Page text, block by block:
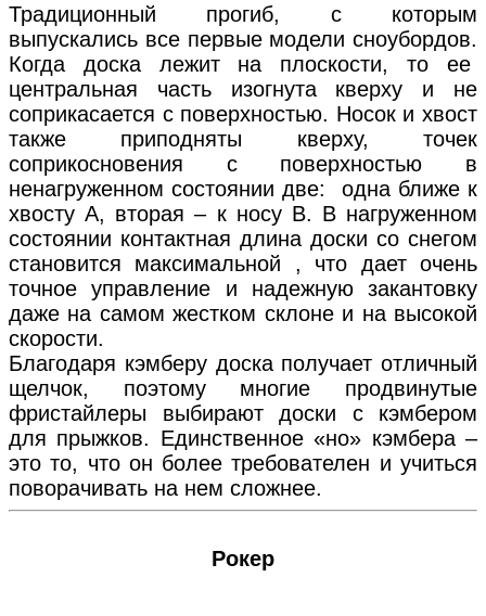
Традиционный прогиб, с которым
выпускались все первые модели сноубордов.
Когда доска лежит на плоскости, то ее
центральная часть изогнута кверху и не
соприкасается с поверхностью. Носок и хвост
также приподняты кверху, точек
соприкосновения с поверхностью в
ненагруженном состоянии две: одна ближе к
хвосту А, вторая – к носу В. В нагруженном
состоянии контактная длина доски со снегом
становится максимальной , что дает очень
точное управление и надежную закантовку
даже на самом жестком склоне и на высокой
скорости.
Благодаря кэмберу доска получает отличный
щелчок, поэтому многие продвинутые
фристайлеры выбирают доски с кэмбером
для прыжков. Единственное «но» кэмбера –
это то, что он более требователен и учиться
поворачивать на нем сложнее.
Рокер